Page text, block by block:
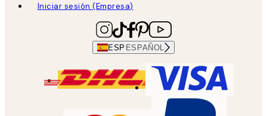
Iniciar sesión (Empresa)
ESP ESPAÑOL